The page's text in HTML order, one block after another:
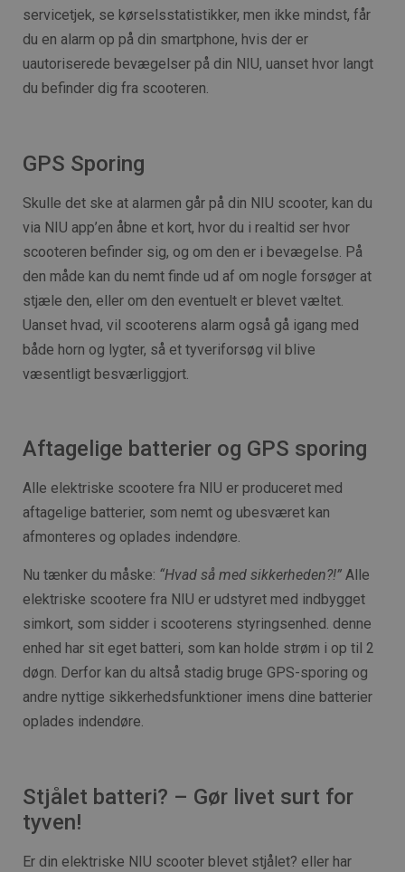
servicetjek, se kørselsstatistikker, men ikke mindst, får
du en alarm op på din smartphone, hvis der er
uautoriserede bevægelser på din NIU, uanset hvor langt
du befinder dig fra scooteren.
GPS Sporing
Skulle det ske at alarmen går på din NIU scooter, kan du
via NIU app’en åbne et kort, hvor du i realtid ser hvor
scooteren befinder sig, og om den er i bevægelse. På
den måde kan du nemt finde ud af om nogle forsøger at
stjæle den, eller om den eventuelt er blevet væltet.
Uanset hvad, vil scooterens alarm også gå igang med
både horn og lygter, så et tyveriforsøg vil blive
væsentligt besværliggjort.
Aftagelige batterier og GPS sporing
Alle elektriske scootere fra NIU er produceret med
aftagelige batterier, som nemt og ubesværet kan
afmonteres og oplades indendøre.
Nu tænker du måske: “Hvad så med sikkerheden?!” Alle
elektriske scootere fra NIU er udstyret med indbygget
simkort, som sidder i scooterens styringsenhed. denne
enhed har sit eget batteri, som kan holde strøm i op til 2
døgn. Derfor kan du altså stadig bruge GPS-sporing og
andre nyttige sikkerhedsfunktioner imens dine batterier
oplades indendøre.
Stjålet batteri? – Gør livet surt for
tyven!
Er din elektriske NIU scooter blevet stjålet? eller har